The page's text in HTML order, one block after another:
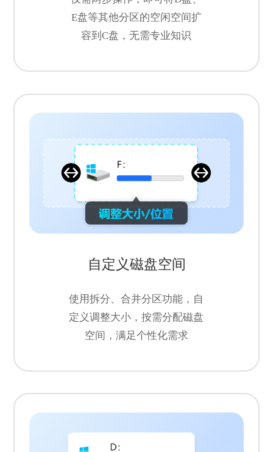
E盘等其他分区的空闲空间扩
容到C盘，无需专业知识
自定义磁盘空间
使用拆分、合并分区功能，自
定义调整大小，按需分配磁盘
空间，满足个性化需求